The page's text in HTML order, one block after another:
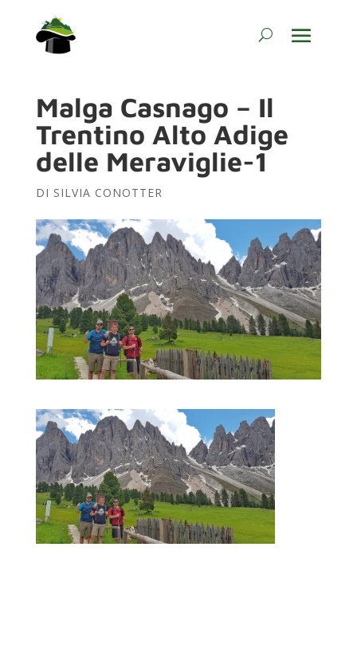
Malga Casnago – Il
Trentino Alto Adige
delle Meraviglie-1
DI SILVIA CONOTTER